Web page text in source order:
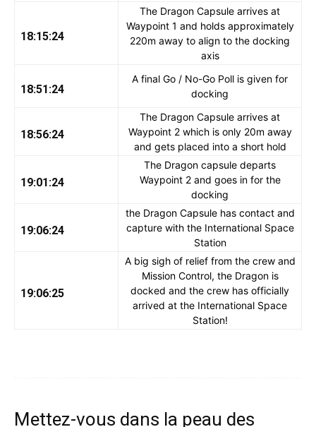
18:15:24
The Dragon Capsule arrives at
Waypoint 1 and holds approximately
220m away to align to the docking
axis
18:51:24
A final Go / No-Go Poll is given for
docking
18:56:24
The Dragon Capsule arrives at
Waypoint 2 which is only 20m away
and gets placed into a short hold
19:01:24
The Dragon capsule departs
Waypoint 2 and goes in for the
docking
19:06:24
the Dragon Capsule has contact and
capture with the International Space
Station
19:06:25
A big sigh of relief from the crew and
Mission Control, the Dragon is
docked and the crew has officially
arrived at the International Space
Station!
Mettez-vous dans la peau des